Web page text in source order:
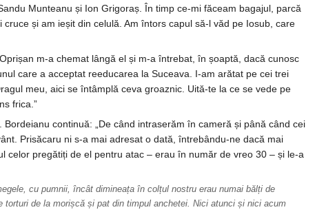
Munteanu și Ion Grigoraș. În timp ce-mi făceam bagajul, parcă
și am ieșit din celulă. Am întors capul să-l văd pe Iosub, care
m-a chemat lângă el și m-a întrebat, în șoaptă, dacă cunosc
care a acceptat reeducarea la Suceava. I-am arătat pe cei trei
meu, aici se întâmplă ceva groaznic. Uită-te la ce se vede pe
frica.”
continuă: „De când intraserăm în cameră și până când cei
Prisăcaru ni s-a mai adresat o dată, întrebându-ne dacă mai
celor pregătiți de el pentru atac – erau în număr de vreo 30 – și le-a
cu pumnii, încât dimineața în colțul nostru erau numai bălți de
de la morișcă și pat din timpul anchetei. Nici atunci și nici acum